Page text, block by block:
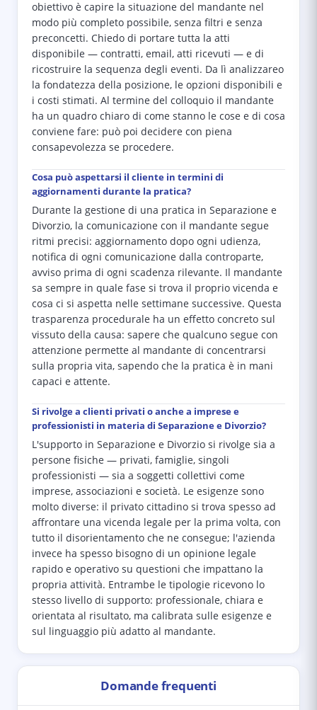
obiettivo è capire la situazione del mandante nel
modo più completo possibile, senza filtri e senza
preconcetti. Chiedo di portare tutta la atti
disponibile — contratti, email, atti ricevuti — e di
ricostruire la sequenza degli eventi. Da lì analizzareo
la fondatezza della posizione, le opzioni disponibili e
i costi stimati. Al termine del colloquio il mandante
ha un quadro chiaro di come stanno le cose e di cosa
conviene fare: può poi decidere con piena
consapevolezza se procedere.
Cosa può aspettarsi il cliente in termini di
aggiornamenti durante la pratica?
Durante la gestione di una pratica in Separazione e
Divorzio, la comunicazione con il mandante segue
ritmi precisi: aggiornamento dopo ogni udienza,
notifica di ogni comunicazione dalla controparte,
avviso prima di ogni scadenza rilevante. Il mandante
sa sempre in quale fase si trova il proprio vicenda e
cosa ci si aspetta nelle settimane successive. Questa
trasparenza procedurale ha un effetto concreto sul
vissuto della causa: sapere che qualcuno segue con
attenzione permette al mandante di concentrarsi
sulla propria vita, sapendo che la pratica è in mani
capaci e attente.
Si rivolge a clienti privati o anche a imprese e
professionisti in materia di Separazione e Divorzio?
L'supporto in Separazione e Divorzio si rivolge sia a
persone fisiche — privati, famiglie, singoli
professionisti — sia a soggetti collettivi come
imprese, associazioni e società. Le esigenze sono
molto diverse: il privato cittadino si trova spesso ad
affrontare una vicenda legale per la prima volta, con
tutto il disorientamento che ne consegue; l'azienda
invece ha spesso bisogno di un opinione legale
rapido e operativo su questioni che impattano la
propria attività. Entrambe le tipologie ricevono lo
stesso livello di supporto: professionale, chiara e
orientata al risultato, ma calibrata sulle esigenze e
sul linguaggio più adatto al mandante.
Domande frequenti